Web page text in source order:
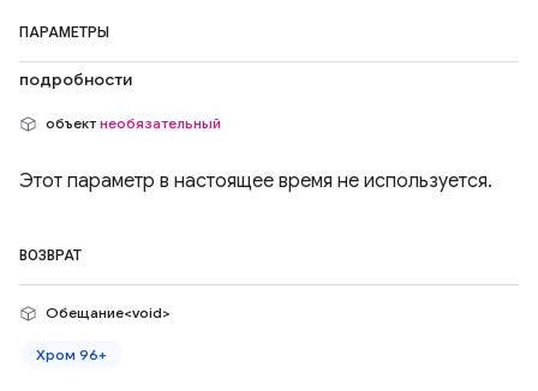
ПАРАМЕТРЫ
подробности
объект необязательный
Этот параметр в настоящее время не используется.
ВОЗВРАТ
Обещание<void>
Хром 96+